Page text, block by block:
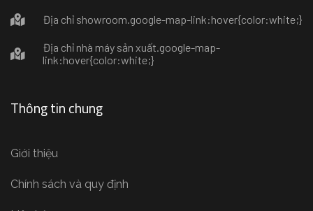
Địa chỉ showroom.google-map-link:hover{color:white;}
Địa chỉ nhà máy sản xuất.google-map-
link:hover{color:white;}
Thông tin chung
Giới thiệu
Chính sách và quy định